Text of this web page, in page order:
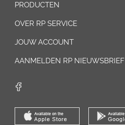
PRODUCTEN
OVER RP SERVICE
JOUW ACCOUNT
AANMELDEN RP NIEUWSBRIEF